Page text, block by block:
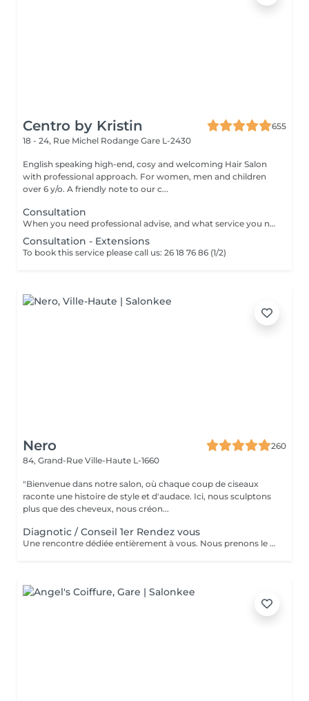
Centro by Kristin
655
18 - 24, Rue Michel Rodange Gare L-2430
English speaking high-end, cosy and welcoming Hair Salon
with professional approach. For women, men and children
over 6 y/o. A friendly note to our c...
Consultation
When you need professional advise, and what service you need to book.
Consultation - Extensions
To book this service please call us: 26 18 76 86 (1/2)
Nero
260
84, Grand-Rue Ville-Haute L-1660
"Bienvenue dans notre salon, où chaque coup de ciseaux
raconte une histoire de style et d'audace. Ici, nous sculptons
plus que des cheveux, nous créon...
Diagnotic / Conseil 1er Rendez vous
Une rencontre dédiée entièrement à vous. Nous prenons le temps d'analyser votre chevelure, de comprendre vos habitudes et d'échanger sur vos envies pour définir ensemble la routine et le style qui vous correspondent vraiment. Un moment privilégié pour poser les bases d'un suivi sur mesure.